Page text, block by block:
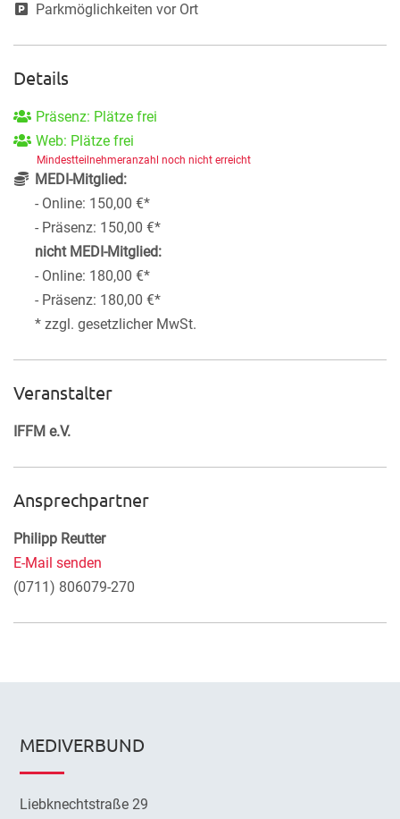
Parkmöglichkeiten vor Ort
Details
Präsenz: Plätze frei
Web: Plätze frei
Mindestteilnehmeranzahl noch nicht erreicht
MEDI-Mitglied:
- Online: 150,00 €*
- Präsenz: 150,00 €*
nicht MEDI-Mitglied:
- Online: 180,00 €*
- Präsenz: 180,00 €*
* zzgl. gesetzlicher MwSt.
Veranstalter
IFFM e.V.
Ansprechpartner
Philipp Reutter
E-Mail senden
(0711) 806079-270
MEDIVERBUND
Liebknechtstraße 29